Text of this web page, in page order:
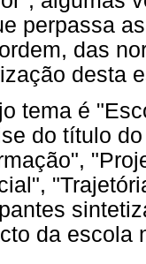
perpassa
das
desta
tema é
do título
da escola